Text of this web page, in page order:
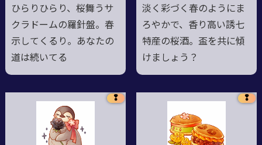
ひらりひらり、桜舞うサ
クラドームの羅針盤。春
示してくるり。あなたの
道は続いてる
淡く彩づく春のようにま
ろやかで、香り高い誘七
特産の桜酒。盃を共に傾
けましょう？
❢ ❢